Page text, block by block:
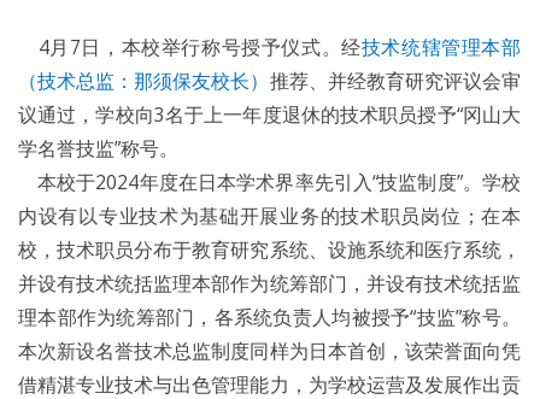
4月7日，本校举行称号授予仪式。经技术统辖管理本部
（技术总监：那须保友校长） 推荐、并经教育研究评议会审
议通过，学校向3名于上一年度退休的技术职员授予“冈山大
学名誉技监”称号。
本校于2024年度在日本学术界率先引入“技监制度”。学校
内设有以专业技术为基础开展业务的技术职员岗位；在本
校，技术职员分布于教育研究系统、设施系统和医疗系统，
并设有技术统括监理本部作为统筹部门，并设有技术统括监
理本部作为统筹部门，各系统负责人均被授予“技监”称号。
本次新设名誉技术总监制度同样为日本首创，该荣誉面向凭
借精湛专业技术与出色管理能力，为学校运营及发展作出贡